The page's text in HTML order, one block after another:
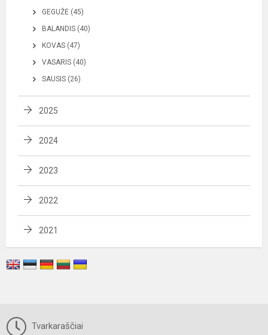
GEGUŽĖ (45)
BALANDIS (40)
KOVAS (47)
VASARIS (40)
SAUSIS (26)
2025
2024
2023
2022
2021
Tvarkaraščiai